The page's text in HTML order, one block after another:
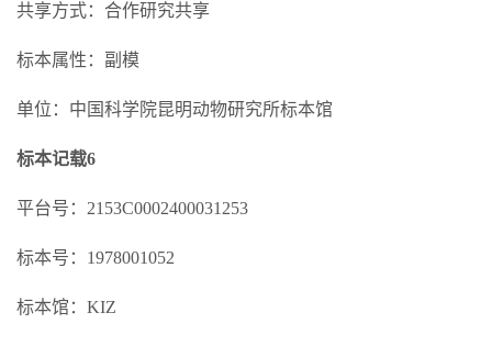
共享方式：合作研究共享
标本属性：副模
单位：中国科学院昆明动物研究所标本馆
标本记载6
平台号：2153C0002400031253
标本号：1978001052
标本馆：KIZ